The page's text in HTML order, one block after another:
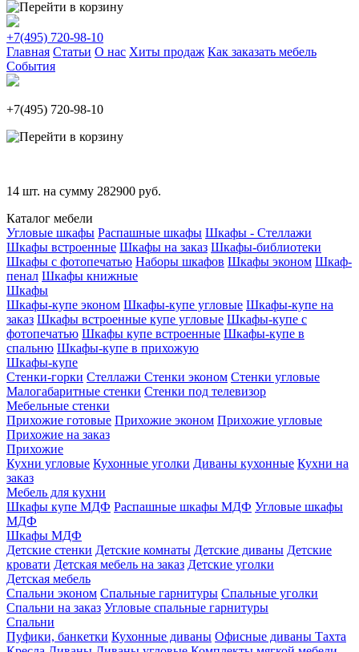
+7(495) 720-98-10
Главная Статьи О нас Хиты продаж Как заказать мебель
События
+7(495) 720-98-10
14 шт. на сумму 282900 руб.
Каталог мебели
Угловые шкафы Распашные шкафы Шкафы - Стеллажи
Шкафы встроенные Шкафы на заказ Шкафы-библиотеки
Шкафы с фотопечатью Наборы шкафов Шкафы эконом Шкаф-
пенал Шкафы книжные
Шкафы
Шкафы-купе эконом Шкафы-купе угловые Шкафы-купе на
заказ Шкафы встроенные купе угловые Шкафы-купе с
фотопечатью Шкафы купе встроенные Шкафы-купе в
спальню Шкафы-купе в прихожую
Шкафы-купе
Стенки-горки Стеллажи Стенки эконом Стенки угловые
Малогабаритные стенки Стенки под телевизор
Мебельные стенки
Прихожие готовые Прихожие эконом Прихожие угловые
Прихожие на заказ
Прихожие
Кухни угловые Кухонные уголки Диваны кухонные Кухни на
заказ
Мебель для кухни
Шкафы купе МДФ Распашные шкафы МДФ Угловые шкафы
МДФ
Шкафы МДФ
Детские стенки Детские комнаты Детские диваны Детские
кровати Детская мебель на заказ Детские уголки
Детская мебель
Спальни эконом Спальные гарнитуры Спальные уголки
Спальни на заказ Угловые спальные гарнитуры
Спальни
Пуфики, банкетки Кухонные диваны Офисные диваны Тахта